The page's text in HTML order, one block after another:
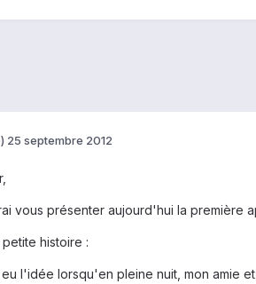
25 septembre 2012
vous présenter aujourd'hui la première
histoire :
l'idée lorsqu'en pleine nuit, mon amie